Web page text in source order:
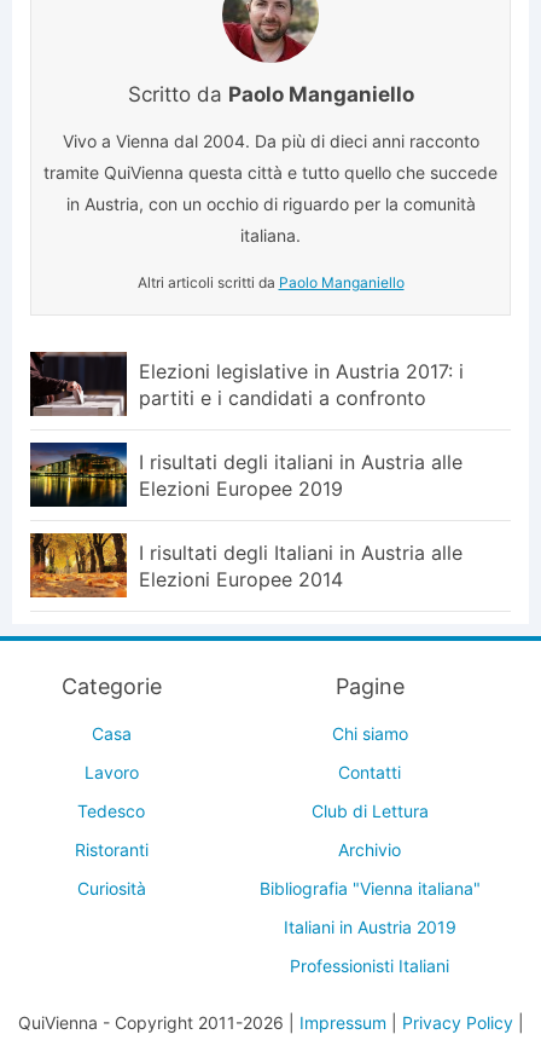
Scritto da Paolo Manganiello
Vivo a Vienna dal 2004. Da più di dieci anni racconto
tramite QuiVienna questa città e tutto quello che succede
in Austria, con un occhio di riguardo per la comunità
italiana.
Altri articoli scritti da Paolo Manganiello
Elezioni legislative in Austria 2017: i
partiti e i candidati a confronto
I risultati degli italiani in Austria alle
Elezioni Europee 2019
I risultati degli Italiani in Austria alle
Elezioni Europee 2014
Categorie
Casa
Lavoro
Tedesco
Ristoranti
Curiosità
Pagine
Chi siamo
Contatti
Club di Lettura
Archivio
Bibliografia "Vienna italiana"
Italiani in Austria 2019
Professionisti Italiani
QuiVienna - Copyright 2011-2026 | Impressum Privacy Policy|